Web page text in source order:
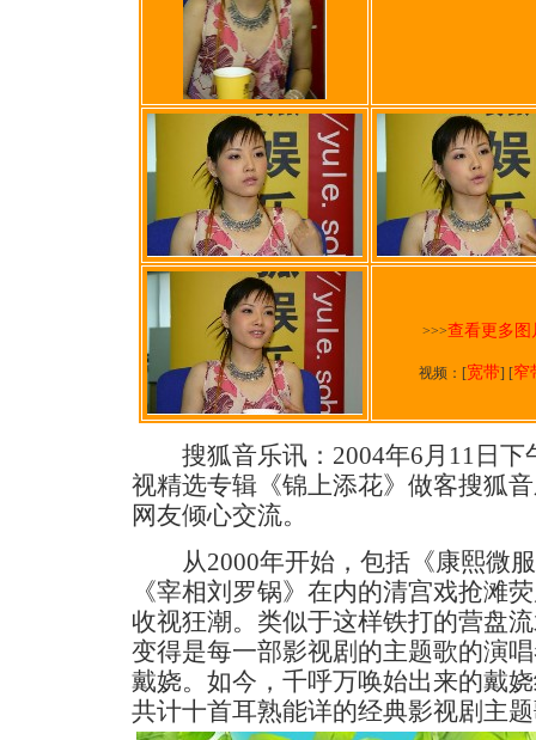
>>>查看更多图
视频：[宽带] [窄
搜狐音乐讯：2004年6月11日下
视精选专辑《锦上添花》做客搜狐
网友倾心交流。
从2000年开始，包括《康熙微服
《宰相刘罗锅》在内的清宫戏抢滩
收视狂潮。类似于这样铁打的营盘
变得是每一部影视剧的主题歌的演
戴娆。如今，千呼万唤始出来的戴
共计十首耳熟能详的经典影视剧主